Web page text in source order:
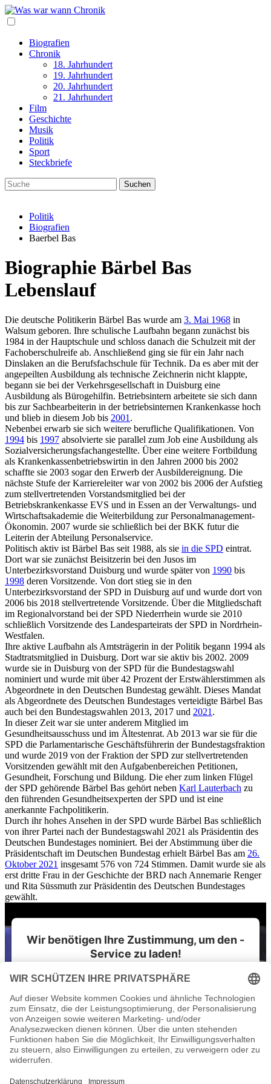
Biografien
Chronik
18. Jahrhundert
19. Jahrhundert
20. Jahrhundert
21. Jahrhundert
Film
Geschichte
Musik
Politik
Sport
Steckbriefe
Politik
Biografien
Baerbel Bas
Biographie Bärbel Bas
Lebenslauf
Die deutsche Politikerin Bärbel Bas wurde am 3. Mai 1968 in
Walsum geboren. Ihre schulische Laufbahn begann zunächst bis
1984 in der Hauptschule und schloss danach die Schulzeit mit der
Fachoberschulreife ab. Anschließend ging sie für ein Jahr nach
Dinslaken an die Berufsfachschule für Technik. Da es aber mit der
angepeilten Ausbildung als technische Zeichnerin nicht klappte,
begann sie bei der Verkehrsgesellschaft in Duisburg eine
Ausbildung als Bürogehilfin. Betriebsintern arbeitete sie sich dann
bis zur Sachbearbeiterin in der betriebsinternen Krankenkasse hoch
und blieb in diesem Job bis 2001 .
Nebenbei erwarb sie sich weitere berufliche Qualifikationen. Von
1994 bis 1997 absolvierte sie parallel zum Job eine Ausbildung als
Sozialversicherungsfachangestellte. Über eine weitere Fortbildung
als Krankenkassenbetriebswirtin in den Jahren 2000 bis 2002
schaffte sie 2003 sogar den Erwerb der Ausbildereignung. Die
nächste Stufe der Karriereleiter war von 2002 bis 2006 der Aufstieg
zum stellvertretenden Vorstandsmitglied bei der
Betriebskrankenkasse EVS und in Essen an der Verwaltungs- und
Wirtschaftsakademie die Weiterbildung zur Personalmanagement-
Ökonomin. 2007 wurde sie schließlich bei der BKK futur die
Leiterin der Abteilung Personalservice.
Politisch aktiv ist Bärbel Bas seit 1988, als sie in die SPD eintrat.
Dort war sie zunächst Beisitzerin bei den Jusos im
Unterbezirksvorstand Duisburg und wurde später von 1990 bis
1998 deren Vorsitzende. Von dort stieg sie in den
Unterbezirksvorstand der SPD in Duisburg auf und wurde dort von
2006 bis 2018 stellvertretende Vorsitzende. Über die Mitgliedschaft
im Regionalvorstand bei der SPD Niederrhein wurde sie 2010
schließlich Vorsitzende des Landesparteirats der SPD in Nordrhein-
Westfalen.
Ihre aktive Laufbahn als Amtsträgerin in der Politik begann 1994 als
Stadtratsmitglied in Duisburg. Dort war sie aktiv bis 2002. 2009
wurde sie in Duisburg von der SPD für die Bundestagswahl
nominiert und wurde mit über 42 Prozent der Erstwählerstimmen als
Abgeordnete in den Deutschen Bundestag gewählt. Dieses Mandat
als Abgeordnete des Deutschen Bundestages verteidigte Bärbel Bas
auch bei den Bundestagswahlen 2013, 2017 und 2021 .
In dieser Zeit war sie unter anderem Mitglied im
Gesundheitsausschuss und im Ältestenrat. Ab 2013 war sie für die
SPD die Parlamentarische Geschäftsführerin der Bundestagsfraktion
und wurde 2019 von der Fraktion der SPD zur stellvertretenden
Vorsitzenden gewählt mit den Aufgabenbereichen Petitionen,
Gesundheit, Forschung und Bildung. Die eher zum linken Flügel
der SPD gehörende Bärbel Bas gehört neben Karl Lauterbach zu
den führenden Gesundheitsexperten der SPD und ist eine
anerkannte Fachpolitikerin.
Durch ihr hohes Ansehen in der SPD wurde Bärbel Bas schließlich
von ihrer Partei nach der Bundestagswahl 2021 als Präsidentin des
Deutschen Bundestages nominiert. Bei der Abstimmung über die
Präsidentschaft im Deutschen Bundestag erhielt Bärbel Bas am 26.
Oktober 2021 insgesamt 576 von 724 Stimmen. Damit wurde sie als
erst dritte Frau in der Geschichte der BRD nach Annemarie Renger
und Rita Süssmuth zur Präsidentin des Deutschen Bundestages
gewählt.
Wir benötigen Ihre Zustimmung, um den -
Service zu laden!
Dieser Inhalt darf aufgrund von Trackern, die
Besuchern nicht offengelegt werden, nicht geladen
werden. Der Besitzer der Website muss diese mit
seinem CMP einrichten, um diesen Inhalt zur Liste der
verwendeten Technologien hinzuzufügen.
powered byUsercentrics Consent Management